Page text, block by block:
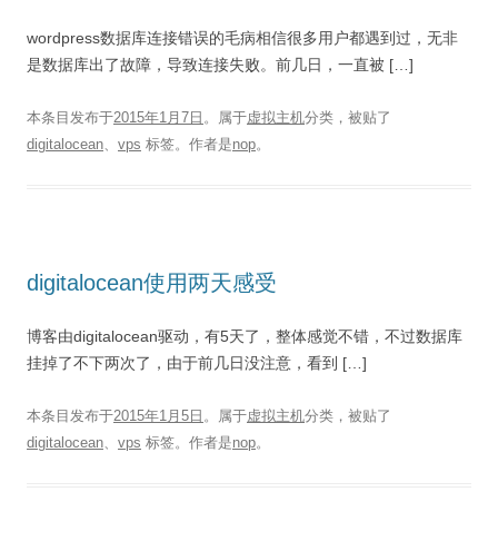
wordpress数据库连接错误的毛病相信很多用户都遇到过，无非
是数据库出了故障，导致连接失败。前几日，一直被 […]
本条目发布于2015年1月7日 。属于虚拟主机分类，被贴了
digitalocean、 vps 标签。 作者是nop。
digitalocean使用两天感受
博客由digitalocean驱动，有5天了，整体感觉不错，不过数据库
挂掉了不下两次了，由于前几日没注意，看到 […]
本条目发布于2015年1月5日 。属于虚拟主机分类，被贴了
digitalocean、 vps 标签。 作者是nop。